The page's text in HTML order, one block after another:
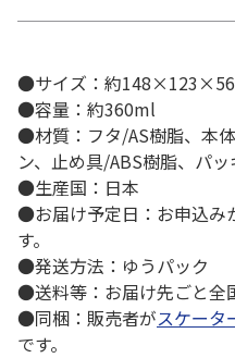
●サイズ：約
●容量：約360ml
●材質：フタ/AS樹脂、本
ン、止め具/ABS樹脂、パ
●生産国：日本
●お届け予定日：お申込み
す。
●発送方法：ゆうパック
●送料等：お届け先ごと全
●同梱：販売者がスケータ
です。